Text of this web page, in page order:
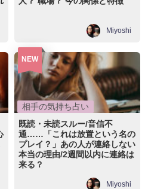
Miyoshi
NEW
相手の気持ち占い
既読・未読スルー/音信不
通……「これは放置という名の
プレイ？」あの人が連絡しない
本当の理由/2週間以内に連絡は
来る？
Miyoshi